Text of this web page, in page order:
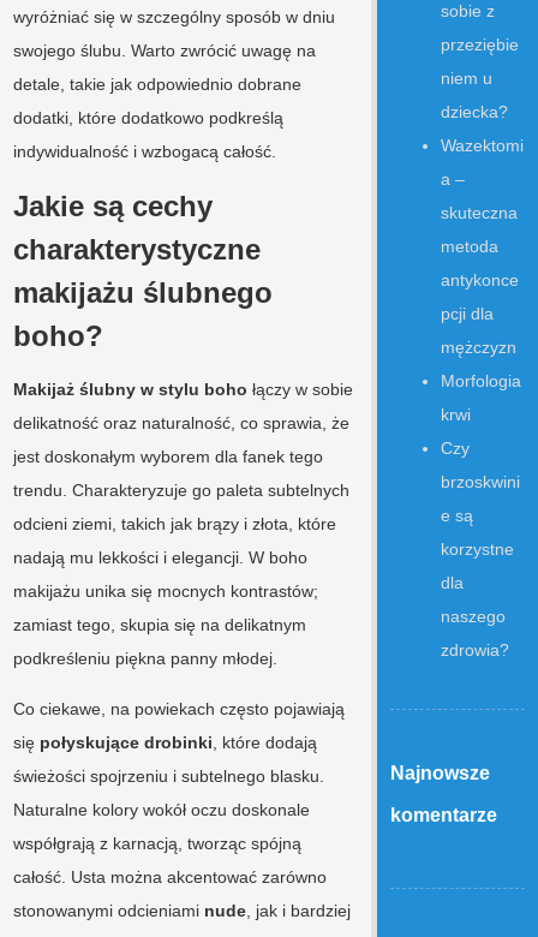
wyróżniać się w szczególny sposób w dniu
swojego ślubu. Warto zwrócić uwagę na
detale, takie jak odpowiednio dobrane
dodatki, które dodatkowo podkreślą
indywidualność i wzbogacą całość.
Jakie są cechy
charakterystyczne
makijażu ślubnego
boho?
Makijaż ślubny w stylu boho łączy w sobie
delikatność oraz naturalność, co sprawia, że
jest doskonałym wyborem dla fanek tego
trendu. Charakteryzuje go paleta subtelnych
odcieni ziemi, takich jak brązy i złota, które
nadają mu lekkości i elegancji. W boho
makijażu unika się mocnych kontrastów;
zamiast tego, skupia się na delikatnym
podkreśleniu piękna panny młodej.
Co ciekawe, na powiekach często pojawiają
się połyskujące drobinki , które dodają
świeżości spojrzeniu i subtelnego blasku.
Naturalne kolory wokół oczu doskonale
współgrają z karnacją, tworząc spójną
całość. Usta można akcentować zarówno
stonowanymi odcieniami nude , jak i bardziej
sobie z
przeziębie
niem u
dziecka?
Wazektomi
a –
skuteczna
metoda
antykonce
pcji dla
mężczyzn
Morfologia
krwi
Czy
brzoskwini
e są
korzystne
dla
naszego
zdrowia?
Najnowsze
komentarze